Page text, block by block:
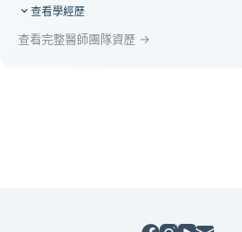
查看學經歷
查看完整醫師團隊資歷 →